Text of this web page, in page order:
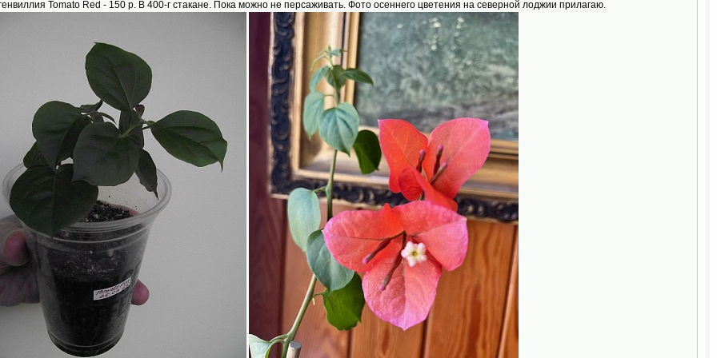
Tomato Red - 150 р. В 400-г стакане. Пока можно не персаживать. Фото осеннего цветения на северной лоджии прилагаю.